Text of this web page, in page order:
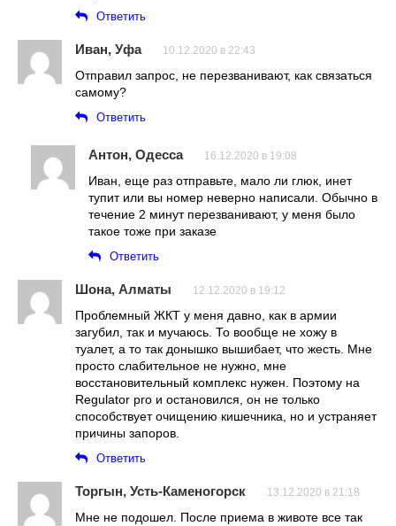
Ответить
Иван, Уфа 10.12.2020 в 22:43
Отправил запрос, не перезванивают, как связаться
самому?
Ответить
Антон, Одесса 16.12.2020 в 19:08
Иван, еще раз отправьте, мало ли глюк, инет
тупит или вы номер неверно написали. Обычно в
течение 2 минут перезванивают, у меня было
такое тоже при заказе
Ответить
Шона, Алматы 12.12.2020 в 19:12
Проблемный ЖКТ у меня давно, как в армии
загубил, так и мучаюсь. То вообще не хожу в
туалет, а то так донышко вышибает, что жесть. Мне
просто слабительное не нужно, мне
восстановительный комплекс нужен. Поэтому на
Regulator pro и остановился, он не только
способствует очищению кишечника, но и устраняет
причины запоров.
Ответить
Торгын, Усть-Каменогорск 13.12.2020 в 21:18
Мне не подошел. После приема в животе все так